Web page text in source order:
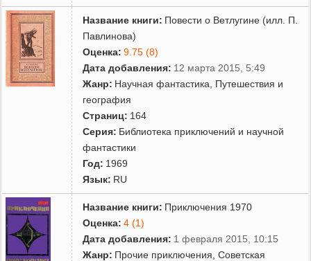
Название книги: Повести о Ветлугине (илл. П.
Павлинова)
Оценка: 9.75 (8)
Дата добавления: 12 марта 2015, 5:49
Жанр: Научная фантастика
Путешествия и
география
Страниц: 164
Серия: Библиотека приключений и научной
фантастики
Год: 1969
Язык: RU
Название книги: Приключения 1970
Оценка: 4 (1)
Дата добавления: 1 февраля 2015, 10:15
Жанр: Прочие приключения ,Советская